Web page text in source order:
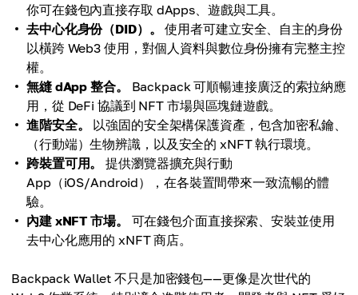
你可在錢包內直接存取 dApps、遊戲與工具。
去中心化身份（DID）。
使用者可建立安全、自主的身份
以橫跨 Web3 使用，對個人資料與數位身份擁有完整主控
權。
無縫 dApp 整合。
Backpack 可順暢連接廣泛的索拉納應
用，從 DeFi 協議到 NFT 市場與區塊鏈遊戲。
進階安全。
以強固的安全架構保護資產，包含加密私鑰、
（行動端）生物辨識，以及安全的 xNFT 執行環境。
跨裝置可用。
提供瀏覽器擴充與行動
App（iOS/Android），在各裝置間帶來一致流暢的體
驗。
內建 xNFT 市場。
可在錢包介面直接探索、安裝並使用
去中心化應用的 xNFT 商店。
Backpack Wallet 不只是加密錢包——更像是次世代的